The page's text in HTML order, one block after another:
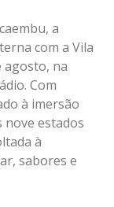
a
com a Vila
agosto, na
Com
à imersão
estados
à
sabores e